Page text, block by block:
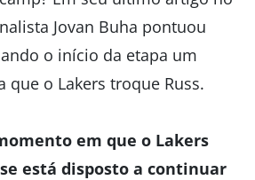
Jovan Buha pontuou
o início da etapa um
que o Lakers troque Russ.
em que o Lakers
está disposto a continuar